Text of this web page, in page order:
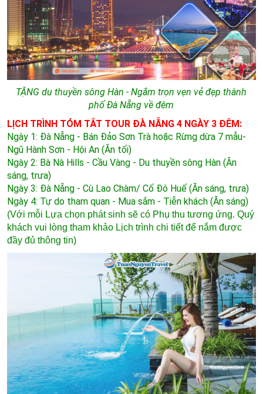
TẶNG du thuyền sông Hàn - Ngắm trọn vẹn vẻ đẹp thành
phố Đà Nẵng về đêm
LỊCH TRÌNH TÓM TẮT TOUR ĐÀ NẴNG 4 NGÀY 3 ĐÊM:
Ngày 1: Đà Nẵng - Bán Đảo Sơn Tràhoặc Rừng dừa 7 mẫu-
Ngũ Hành Sơn - Hội An (Ăn tối)
Ngày 2: Bà Nà Hills - Cầu Vàng - Du thuyền sông Hàn (Ăn
sáng, trưa)
Ngày 3: Đà Nẵng - Cù Lao Chàm/ Cố Đô Huế (Ăn sáng, trưa)
Ngày 4: Tự do tham quan - Mua sắm - Tiễn khách (Ăn sáng)
(Với mỗi Lựa chọn phát sinh sẽ có Phụ thu tương ứng. Quý
khách vui lòng tham khảo Lịch trình chi tiết để nắm được
đầy đủ thông tin)